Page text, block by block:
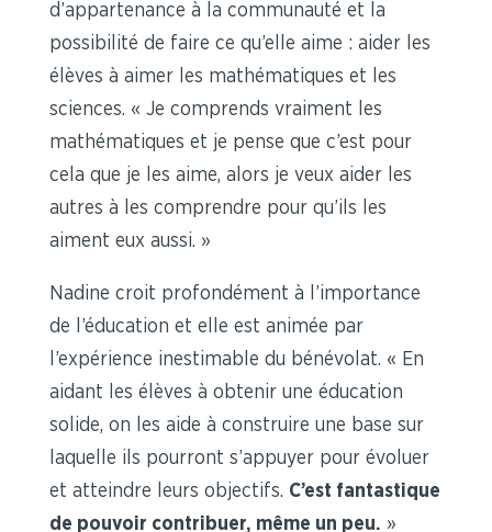
d’appartenance à la communauté et la
possibilité de faire ce qu’elle aime : aider les
élèves à aimer les mathématiques et les
sciences. « Je comprends vraiment les
mathématiques et je pense que c’est pour
cela que je les aime, alors je veux aider les
autres à les comprendre pour qu’ils les
aiment eux aussi. »
Nadine croit profondément à l’importance
de l’éducation et elle est animée par
l’expérience inestimable du bénévolat. « En
aidant les élèves à obtenir une éducation
solide, on les aide à construire une base sur
laquelle ils pourront s’appuyer pour évoluer
et atteindre leurs objectifs. C’est fantastique
de pouvoir contribuer, même un peu. »